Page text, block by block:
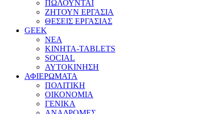
ΠΩΛΟΥΝΤΑΙ
ΖΗΤΟΥΝ ΕΡΓΑΣΙΑ
ΘΕΣΕΙΣ ΕΡΓΑΣΙΑΣ
GEEK
ΝΕΑ
ΚΙΝΗΤΑ-TABLETS
SOCIAL
ΑΥΤΟΚΙΝΗΣΗ
ΑΦΙΕΡΩΜΑΤΑ
ΠΟΛΙΤΙΚΗ
ΟΙΚΟΝΟΜΙΑ
ΓΕΝΙΚΑ